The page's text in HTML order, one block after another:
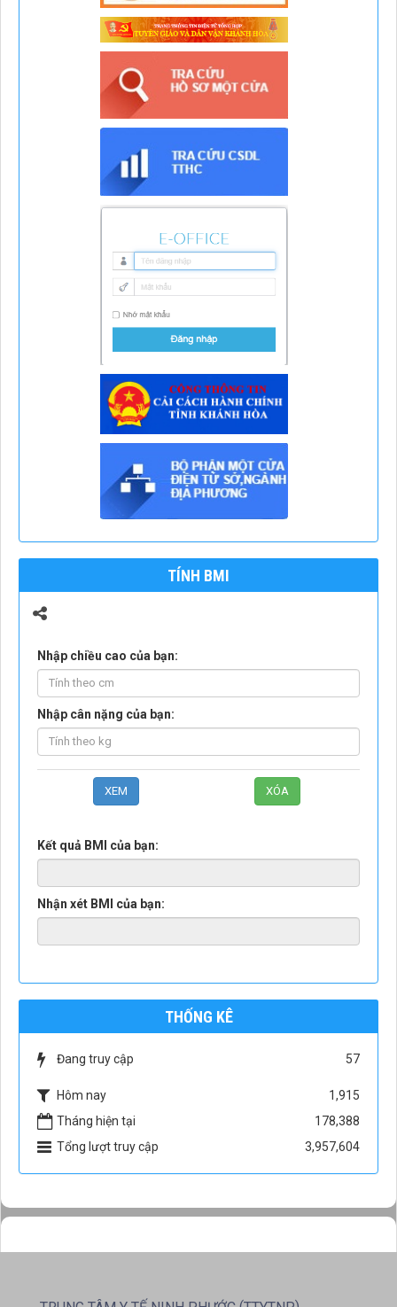
TÍNH BMI
Nhập chiều cao của bạn:
Nhập cân nặng của bạn:
Kết quả BMI của bạn:
Nhận xét BMI của bạn:
THỐNG KÊ
Đang truy cập 57
Hôm nay
1,915
Tháng hiện tại
178,388
Tổng lượt truy cập
3,957,604